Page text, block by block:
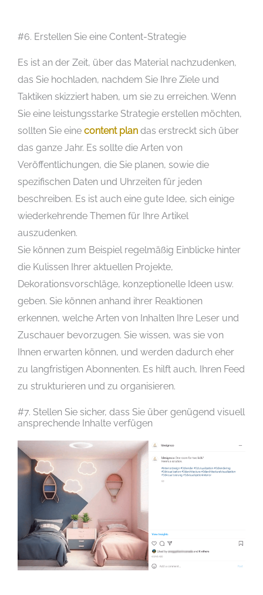
#6. Erstellen Sie eine Content-Strategie
Es ist an der Zeit, über das Material nachzudenken,
das Sie hochladen, nachdem Sie Ihre Ziele und
Taktiken skizziert haben, um sie zu erreichen. Wenn
Sie eine leistungsstarke Strategie erstellen möchten,
sollten Sie eine content plan das erstreckt sich über
das ganze Jahr. Es sollte die Arten von
Veröffentlichungen, die Sie planen, sowie die
spezifischen Daten und Uhrzeiten für jeden
beschreiben. Es ist auch eine gute Idee, sich einige
wiederkehrende Themen für Ihre Artikel
auszudenken.
Sie können zum Beispiel regelmäßig Einblicke hinter
die Kulissen Ihrer aktuellen Projekte,
Dekorationsvorschläge, konzeptionelle Ideen usw.
geben. Sie können anhand ihrer Reaktionen
erkennen, welche Arten von Inhalten Ihre Leser und
Zuschauer bevorzugen. Sie wissen, was sie von
Ihnen erwarten können, und werden dadurch eher
zu langfristigen Abonnenten. Es hilft auch, Ihren Feed
zu strukturieren und zu organisieren.
#7. Stellen Sie sicher, dass Sie über genügend visuell
ansprechende Inhalte verfügen